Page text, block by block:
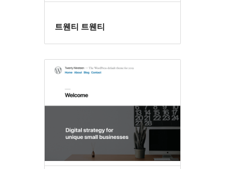
트웬티 트웬티